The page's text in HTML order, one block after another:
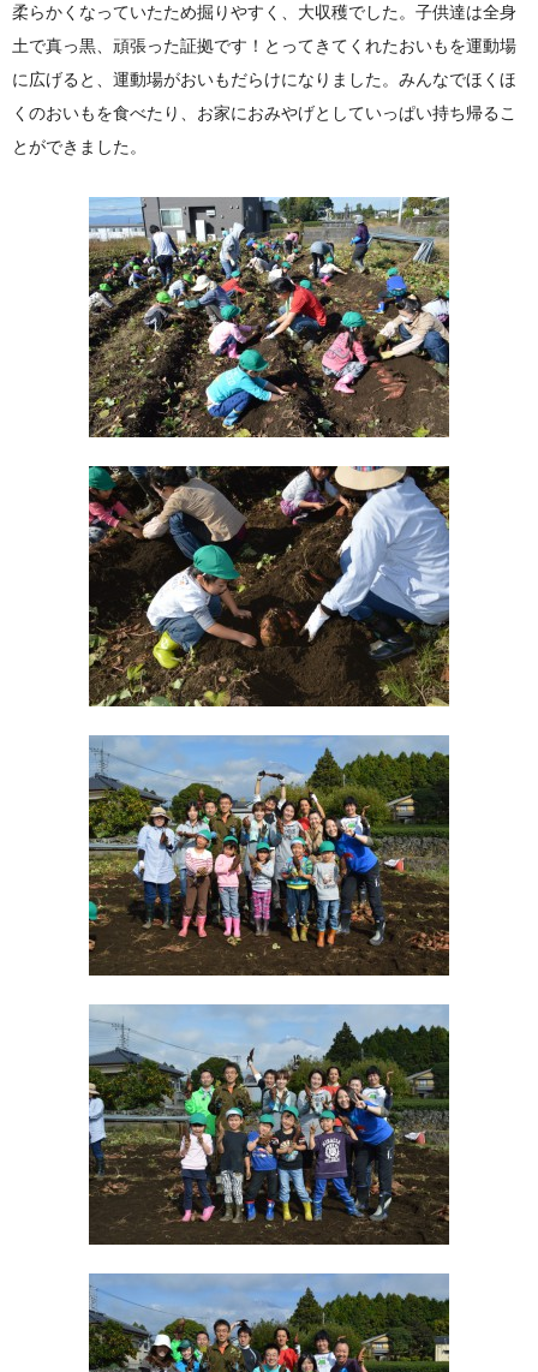
柔らかくなっていたため掘りやすく、大収穫でした。子供達は全身
土で真っ黒、頑張った証拠です！とってきてくれたおいもを運動場
に広げると、運動場がおいもだらけになりました。みんなでほくほ
くのおいもを食べたり、お家におみやげとしていっぱい持ち帰るこ
とができました。